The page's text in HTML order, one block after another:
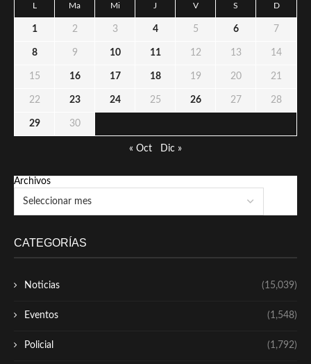
L Ma Mi J V S D
1 2 3 4 5 6 7
8 9 10 11 12 13 14
15 16 17 18 19 20 21
22 23 24 25 26 27 28
29 30
« Oct Dic »
Archivos
CATEGORÍAS
Noticias (15,039)
Eventos (1,548)
Policial (1,792)